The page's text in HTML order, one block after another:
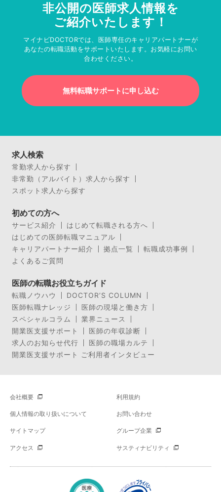
非公開の医師求人情報を
ご紹介いたします！
マイナビDOCTORでは、医師専任のキャリアパートナーが
あなたの転職活動をサポートいたします。お気軽にお問い
合わせください。
無料転職サポートに申し込む
求人検索
常勤求人から探す
非常勤（アルバイト）求人から探す
スポット求人から探す
初めての方へ
サービス紹介
はじめて転職される方へ
はじめての医師転職マニュアル
キャリアパートナー紹介
拠点一覧
転職成功事例
よくあるご質問
医師の転職お役立ちガイド
転職ノウハウ
DOCTOR’S COLUMN
医師転職ナレッジ
医師の現場と働き方
スペシャルコラム
業界ニュース
開業医支援サポート
医師の年収診断
求人のお知らせ代行
医師の職場カルテ
開業医支援サポート ご利用者インタビュー
会社概要 利用規約
個人情報の取り扱いについて お問い合わせ
サイトマップ グループ企業
アクセス サスティナビリティ